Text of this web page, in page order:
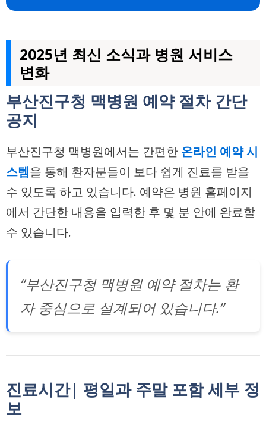
2025년 최신 소식과 병원 서비스
변화
부산진구청 맥병원 예약 절차 간단
공지
부산진구청 맥병원에서는 간편한 온라인 예약 시
스템을 통해 환자분들이 보다 쉽게 진료를 받을
수 있도록 하고 있습니다. 예약은 병원 홈페이지
에서 간단한 내용을 입력한 후 몇 분 안에 완료할
수 있습니다.
“부산진구청 맥병원 예약 절차는 환
자 중심으로 설계되어 있습니다.”
진료시간| 평일과 주말 포함 세부 정
보